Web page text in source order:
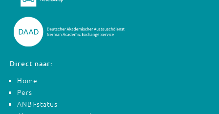
Direct naar:
Home
Pers
ANBI-status